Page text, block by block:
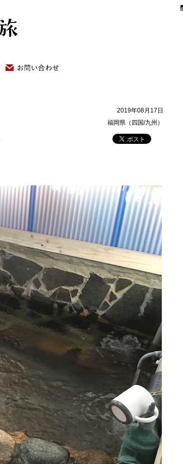
2019年08月17日
福岡県（四国/九州）